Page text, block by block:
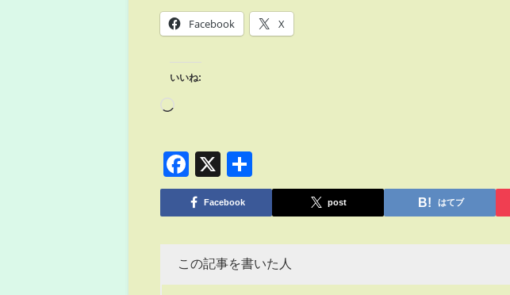
Facebook X
いいね:
Facebook
X
有
Facebook post はてブ
この記事を書いた人